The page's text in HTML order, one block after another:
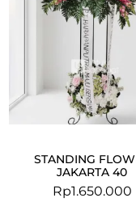
STANDING
JAKARTA 40
Rp1.650.000